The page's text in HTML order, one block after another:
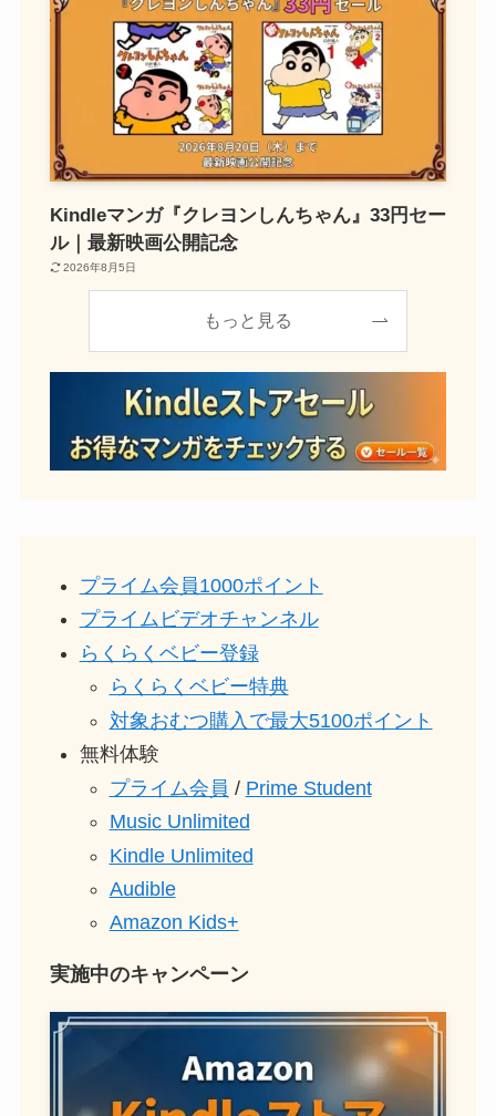
Kindleマンガ『クレヨンしんちゃん』33円セー
ル｜最新映画公開記念
2026年8月5日
もっと見る
プライム会員1000ポイント
プライムビデオチャンネル
らくらくベビー登録
らくらくベビー特典
対象おむつ購入で最大5100ポイント
無料体験
プライム会員 / Prime Student
Music Unlimited
Kindle Unlimited
Audible
Amazon Kids+
実施中のキャンペーン